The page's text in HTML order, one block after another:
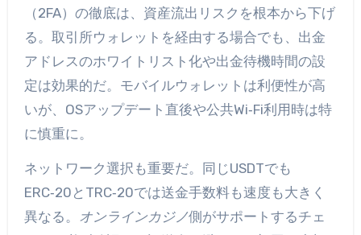
（2FA）の徹底は、資産流出リスクを根本から下げ
る。取引所ウォレットを経由する場合でも、出金
アドレスのホワイトリスト化や出金待機時間の設
定は効果的だ。モバイルウォレットは利便性が高
いが、OSアップデート直後や公共Wi‑Fi利用時は特
に慎重に。
ネットワーク選択も重要だ。同じUSDTでも
ERC‑20とTRC‑20では送金手数料も速度も大きく
異なる。 オンラインカジノ側がサポートするチェ